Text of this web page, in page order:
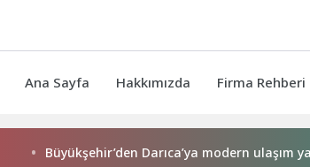
Ana Sayfa Hakkımızda Firma Rehberi
Büyükşehir’den Darıca’ya modern ulaşım yatırımı